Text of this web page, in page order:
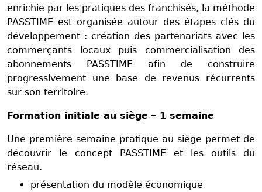
enrichie par les pratiques des franchisés, la méthode
PASSTIME est organisée autour des étapes clés du
développement : création des partenariats avec les
commerçants locaux puis commercialisation des
abonnements PASSTIME afin de construire
progressivement une base de revenus récurrents
sur son territoire.
Formation initiale au siège – 1 semaine
Une première semaine pratique au siège permet de
découvrir le concept PASSTIME et les outils du
réseau.
présentation du modèle économique